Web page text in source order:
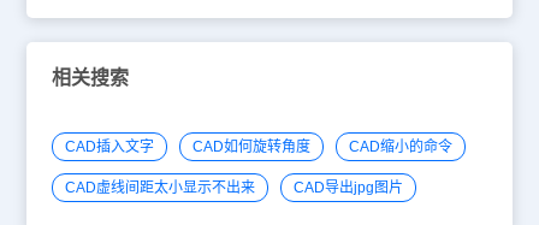
相关搜索
CAD插入文字 CAD如何旋转角度 CAD缩小的命令
CAD虚线间距太小显示不出来 CAD导出jpg图片